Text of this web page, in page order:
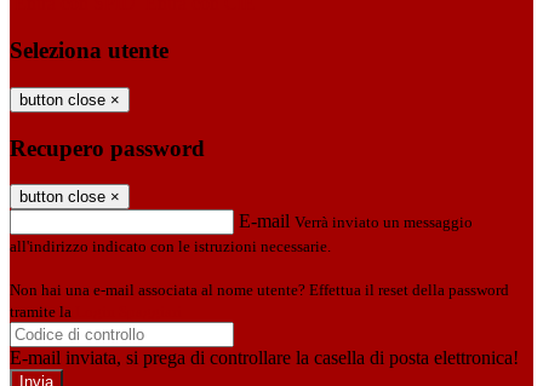
Seleziona utente
button close ×
Recupero password
button close ×
E-mail Verrà inviato un messaggio
all'indirizzo indicato con le istruzioni necessarie.
Non hai una e-mail associata al nome utente? Effettua il reset della password
tramite la
E-mail inviata, si prega di controllare la casella di posta elettronica!